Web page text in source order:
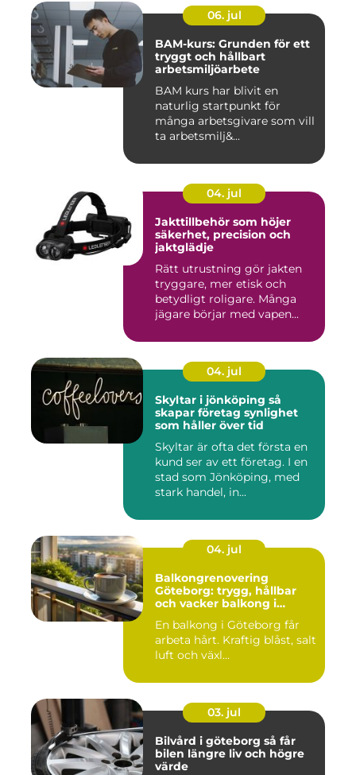
06. jul
BAM-kurs: Grunden för ett
tryggt och hållbart
arbetsmiljöarbete
BAM kurs har blivit en
naturlig startpunkt för
många arbetsgivare som vill
ta arbetsmilj&...
04. jul
Jakttillbehör som höjer
säkerhet, precision och
jaktglädje
Rätt utrustning gör jakten
tryggare, mer etisk och
betydligt roligare. Många
jägare börjar med vapen...
04. jul
Skyltar i jönköping så
skapar företag synlighet
som håller över tid
Skyltar är ofta det första en
kund ser av ett företag. I en
stad som Jönköping, med
stark handel, in...
04. jul
Balkongrenovering
Göteborg: trygg, hållbar
och vacker balkong i
En balkong i Göteborg får
arbeta hårt. Kraftig blåst, salt
luft och växl...
03. jul
Bilvård i göteborg så får
bilen längre liv och högre
värde